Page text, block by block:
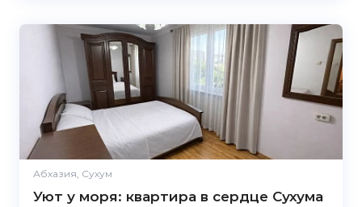
Абхазия, Сухум
Уют у моря: квартира в сердце Сухума